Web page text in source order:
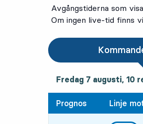
Avgångstiderna som
Om ingen live-tid finns
fredag 7 augusti, 10 resor
Fredag 7 augusti, 10
Prognos Linje